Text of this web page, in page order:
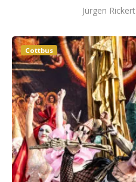
Jürgen Rickert
Cottbus